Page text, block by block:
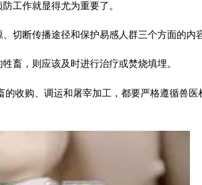
工作就显得尤为重要了。
切断传播途径和保护易感人群三个方面的内
畜，则应该及时进行治疗或焚烧填埋。
的收购、调运和屠宰加工，都要严格遵循兽医